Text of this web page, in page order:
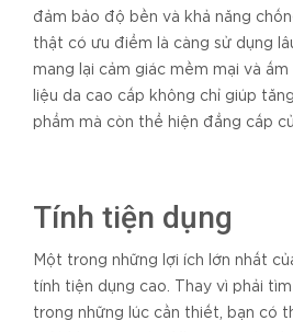
đảm bảo độ bền và khả năng
thật có ưu điểm là càng sử dụng
mang lại cảm giác mềm mại và ấm
liệu da cao cấp không chỉ giúp
phẩm mà còn thể hiện đẳng cấp
Tính tiện dụng
Một trong những lợi ích lớn nhất
tính tiện dụng cao. Thay vì phải
trong những lúc cần thiết, bạn có